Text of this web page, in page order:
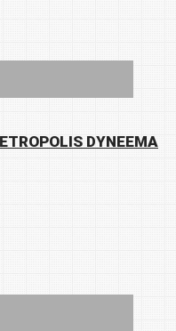
DYNEEMA